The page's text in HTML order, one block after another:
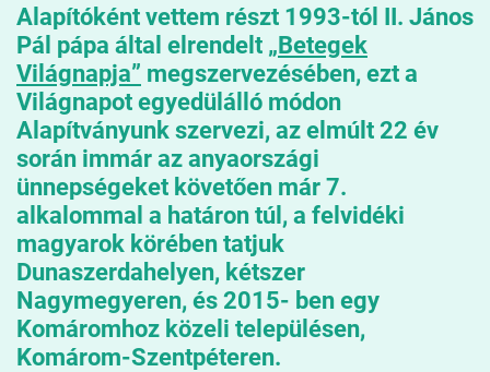
Alapítóként vettem részt 1993-tól II. János
Pál pápa által elrendelt „Betegek
Világnapja” megszervezésében, ezt a
Világnapot egyedülálló módon
Alapítványunk szervezi, az elmúlt 22 év
során immár az anyaországi
ünnepségeket követően már 7.
alkalommal a határon túl, a felvidéki
magyarok körében tatjuk
Dunaszerdahelyen, kétszer
Nagymegyeren, és 2015- ben egy
Komáromhoz közeli településen,
Komárom-Szentpéteren.